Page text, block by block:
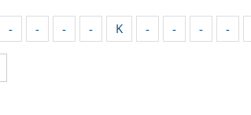
- - - - K - - - -